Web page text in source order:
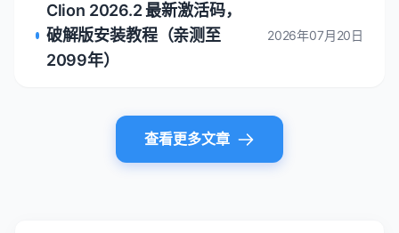
Clion 2026.2 最新激活码，
破解版安装教程（亲测至
2099年）
2026年07月20日
查看更多文章